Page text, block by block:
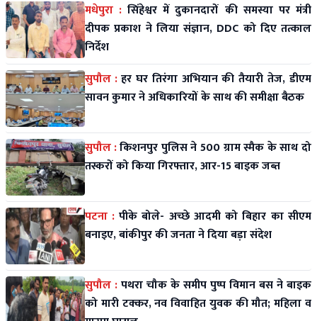
मधेपुरा : सिंहेश्वर में दुकानदारों की समस्या पर मंत्री
दीपक प्रकाश ने लिया संज्ञान, DDC को दिए तत्काल
निर्देश
सुपौल :हर घर तिरंगा अभियान की तैयारी तेज, डीएम
सावन कुमार ने अधिकारियों के साथ की समीक्षा बैठक
सुपौल :किशनपुर पुलिस ने 500 ग्राम स्मैक के साथ दो
तस्करों को किया गिरफ्तार, आर-15 बाइक जब्त
पटना : पीके बोले- अच्छे आदमी को बिहार का सीएम
बनाइए, बांकीपुर की जनता ने दिया बड़ा संदेश
सुपौल :पथरा चौक के समीप पुष्प विमान बस ने बाइक
को मारी टक्कर, नव विवाहित युवक की मौत; महिला व